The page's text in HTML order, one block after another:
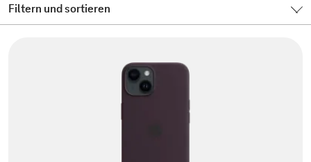
Filtern und sortieren